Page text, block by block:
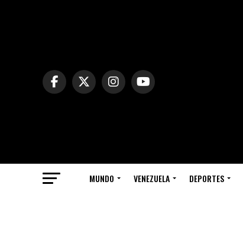
MUNDO VENEZUELA DEPORTES